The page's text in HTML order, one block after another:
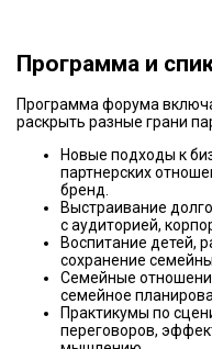
Программа и
Программа форума
раскрыть разные грани
Новые подходы к
партнерских
бренд.
Выстраивание
с аудиторией,
Воспитание детей,
сохранение
Семейные
семейное
Практикумы по
переговоров,